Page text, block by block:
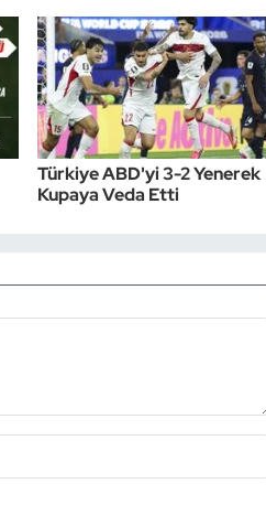
Türkiye ABD'yi 3-2 Yenerek
Kupaya Veda Etti